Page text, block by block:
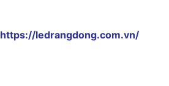
https://ledrangdong.com.vn/